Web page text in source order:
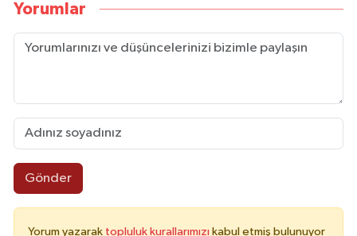
Yorumlar
Gönder
Yorum yazarak topluluk kurallarımızı kabul etmiş bulunuyor